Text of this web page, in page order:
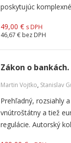
poskytujúc
49,00 € s DPH
46,67 € bez DPH
Zákon o
Martin Vojtko, Stanislav
Prehľadný, rozsiahly
vnútroštátny a tiež
regulácie. Autorský